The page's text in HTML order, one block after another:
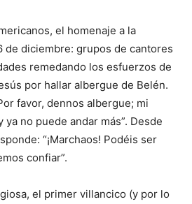
el homenaje a la
de diciembre: grupos de cantores
remedando los esfuerzos de
por hallar albergue de Belén.
favor, dennos albergue; mi
ya no puede andar más”. Desde
“¡Marchaos! Podéis ser
confiar”.
el primer villancico (y por lo